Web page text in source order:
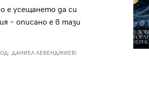
е усещането да си
– описано е в тази
ДАНИЕЛ ЛЕВЕНДЖИЕВ)